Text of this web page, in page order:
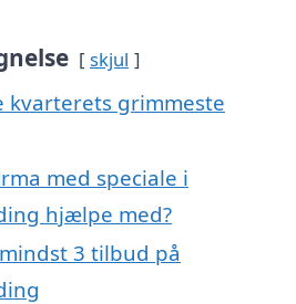
skjul
kvarterets grimmeste
med speciale i
hjælpe med?
3 tilbud på